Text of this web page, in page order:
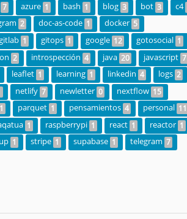
7 azure 1 bash 1 blog 3 bot 3 c4
2 doc-as-code 1 docker 5
1 gitops 1 google 12 gotosocial 1
2 introspección 4 java 20 javascript 7
leaflet 1 learning 1 linkedin 4 logs 2
netlify 7 newletter 0 nextflow 15
1 parquet 1 pensamientos 4 personal 11
1 raspberrypi 1 react 1 reactor 1
1 stripe 1 supabase 1 telegram 7